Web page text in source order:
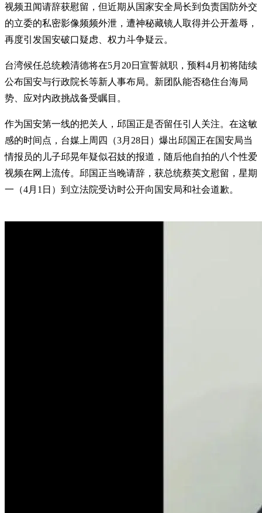
视频丑闻请辞获慰留，但近期从国家安全局长到负责国防外交
的立委的私密影像频频外泄，遭神秘藏镜人取得并公开羞辱，
再度引发国安破口疑虑、权力斗争疑云。
台湾候任总统赖清德将在5月20日宣誓就职，预料4月初将陆续
公布国安与行政院长等新人事布局。新团队能否稳住台海局
势、应对内政挑战备受瞩目。
作为国安第一线的把关人，邱国正是否留任引人关注。在这敏
感的时间点，台媒上周四（3月28日）爆出邱国正在国安局当
情报员的儿子邱晃年疑似召妓的报道，随后他自拍的八个性爱
视频在网上流传。邱国正当晚请辞，获总统蔡英文慰留，星期
一（4月1日）到立法院受访时公开向国安局和社会道歉。